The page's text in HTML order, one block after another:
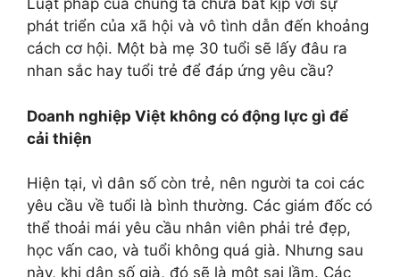
Luật pháp của chúng ta chưa bắt kịp với sự
phát triển của xã hội và vô tình dẫn đến khoảng
cách cơ hội. Một bà mẹ 30 tuổi sẽ lấy đâu ra
nhan sắc hay tuổi trẻ để đáp ứng yêu cầu?
Doanh nghiệp Việt không có động lực gì để
cải thiện
Hiện tại, vì dân số còn trẻ, nên người ta coi các
yêu cầu về tuổi là bình thường. Các giám đốc có
thể thoải mái yêu cầu nhân viên phải trẻ đẹp,
học vấn cao, và tuổi không quá già. Nhưng sau
này, khi dân số già, đó sẽ là một sai lầm. Các